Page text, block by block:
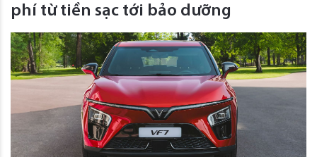
phí từ tiền sạc tới bảo dưỡng